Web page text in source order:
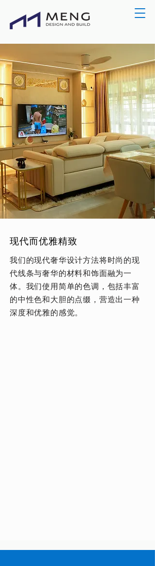
现代而优雅精致
我们的现代奢华设计方法将时尚的现
代线条与奢华的材料和饰面融为一
体。我们使用简单的色调，包括丰富
的中性色和大胆的点缀，营造出一种
深度和优雅的感觉。